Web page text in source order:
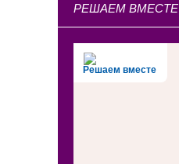
РЕШАЕМ ВМЕСТЕ
Решаем вместе